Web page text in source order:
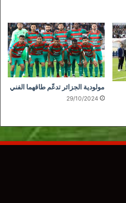
مولودية الجزائر تدعّم طاقهما الفني
29/10/2024